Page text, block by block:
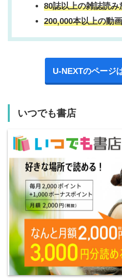
80誌以上の雑誌読み
200,000本以上の動
U-NEXTのページ
いつでも書店